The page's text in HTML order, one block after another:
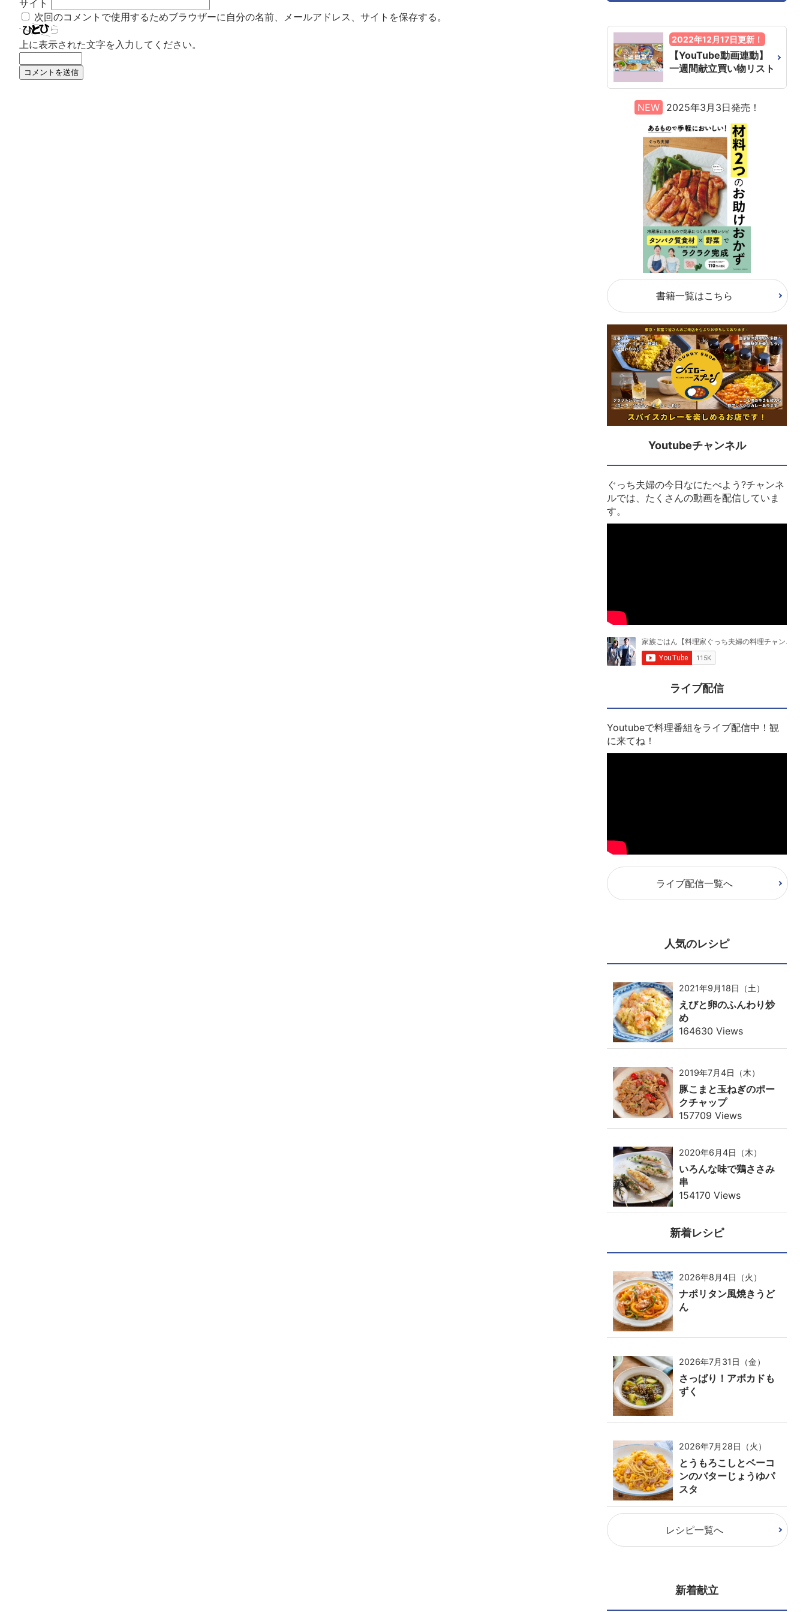
サイト
次回のコメントで使用するためブラウザーに自分の名前、メールアドレス、サイトを保存する。
上に表示された文字を入力してください。 2022年12月17日更新！
【YouTube動画連動】
一週間献立買い物リスト
NEW 2025年3月3日発売！
書籍一覧はこちら
Youtubeチャンネル
ぐっち夫婦の今日なにたべよう?チャンネ
ルでは、たくさんの動画を配信していま
す。
ライブ配信
Youtubeで料理番組をライブ配信中！観
に来てね！
ライブ配信一覧へ
人気のレシピ
2021年9月18日（土）
えびと卵のふんわり炒
め
164630 Views
2019年7月4日（木）
豚こまと玉ねぎのポー
クチャップ
157709 Views
2020年6月4日（木）
いろんな味で鶏ささみ
串
154170 Views
新着レシピ
2026年8月4日（火）
ナポリタン風焼きうど
ん
2026年7月31日（金）
さっぱり！アボカドも
ずく
2026年7月28日（火）
とうもろこしとベーコ
ンのバターじょうゆパ
スタ
レシピ一覧へ
新着献立